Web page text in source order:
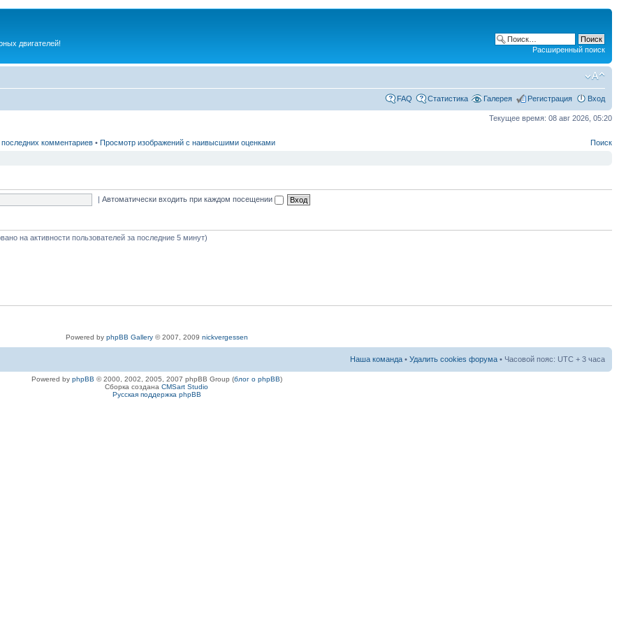
двигателей!
Расширенный поиск
FAQ Статистика Галерея Регистрация Вход
Текущее время: 08 авг 2026, 05:20
комментариев • Просмотр изображений с наивысшими оценками Поиск
|Автоматически входить при каждом посещении
на активности пользователей за последние 5 минут)
Powered by phpBB Gallery© 2007, 2009 nickvergessen
Наша команда • Удалить cookies форума • Часовой пояс: UTC + 3 часа
Powered by phpBB © 2000, 2002, 2005, 2007 phpBB Group (блог о phpBB)
Сборка создана CMSart Studio
Русская поддержка phpBB